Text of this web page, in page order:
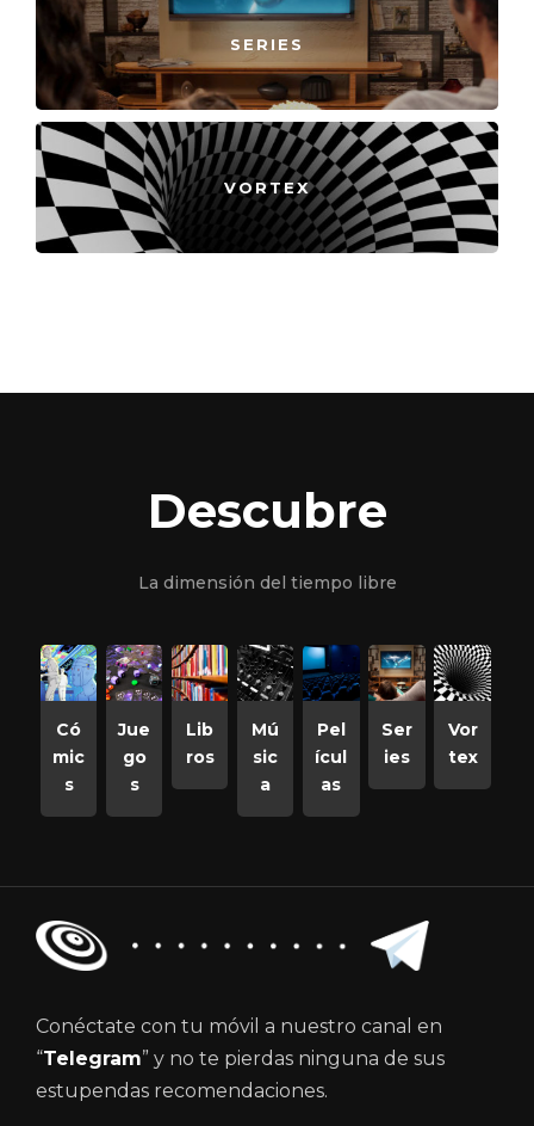
SERIES
VORTEX
Descubre
La dimensión del tiempo libre
Có
mic
s
Jue
go
s
Lib
ros
Mú
sic
a
Pel
ícul
as
Ser
ies
Vor
tex
Conéctate con tu móvil a nuestro canal en
“Telegram” y no te pierdas ninguna de sus
estupendas recomendaciones.